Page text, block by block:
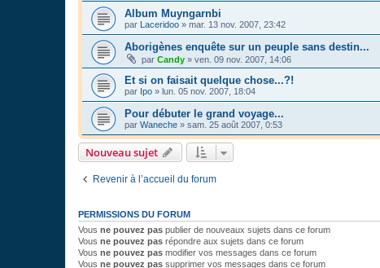
Album Muyngarnbi
par Laceridoo » mar. 13 nov. 2007, 23:42
Aborigènes enquête sur un peuple sans destin...
par Candy » ven. 09 nov. 2007, 14:06
Et si on faisait quelque chose...?!
par Ipo » lun. 05 nov. 2007, 18:04
Pour débuter le grand voyage...
par Waneche » sam. 25 août 2007, 0:53
Nouveau sujet
Revenir à l’accueil du forum
PERMISSIONS DU FORUM
Vous ne pouvez pas publier de nouveaux sujets dans ce forum
Vous ne pouvez pas répondre aux sujets dans ce forum
Vous ne pouvez pas modifier vos messages dans ce forum
Vous ne pouvez pas supprimer vos messages dans ce forum